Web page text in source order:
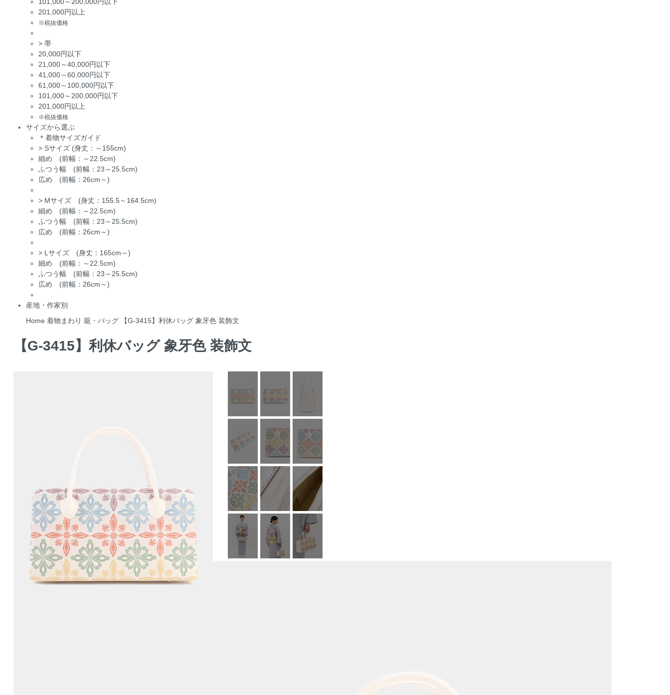
201,000円以上
※税抜価格
> 帯
20,000円以下
21,000～40,000円以下
41,000～60,000円以下
61,000～100,000円以下
101,000～200,000円以下
201,000円以上
※税抜価格
サイズから選ぶ
＊着物サイズガイド
> Sサイズ (身丈：～155cm)
細め (前幅：～22.5cm)
ふつう幅 (前幅：23～25.5cm)
広め (前幅：26cm～)
> Mサイズ (身丈：155.5～164.5cm)
細め (前幅：～22.5cm)
ふつう幅 (前幅：23～25.5cm)
広め (前幅：26cm～)
> Lサイズ (身丈：165cm～)
細め (前幅：～22.5cm)
ふつう幅 (前幅：23～25.5cm)
広め (前幅：26cm～)
産地・作家別
Home 着物まわり 籠・バッグ 【G-3415】利休バッグ 象牙色 装飾文
【G-3415】利休バッグ 象牙色 装飾文